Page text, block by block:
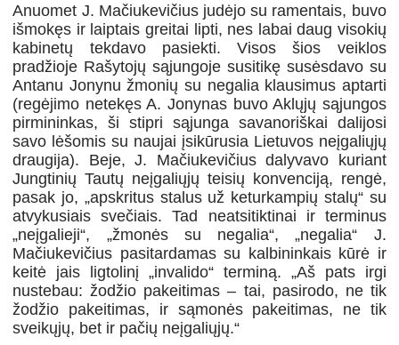
Anuomet J. Mačiukevičius judėjo su ramentais, buvo
išmokęs ir laiptais greitai lipti, nes labai daug visokių
kabinetų tekdavo pasiekti. Visos šios veiklos
pradžioje Rašytojų sąjungoje susitikę susėsdavo su
Antanu Jonynu žmonių su negalia klausimus aptarti
(regėjimo netekęs A. Jonynas buvo Aklųjų sąjungos
pirmininkas, ši stipri sąjunga savanoriškai dalijosi
savo lėšomis su naujai įsikūrusia Lietuvos neįgaliųjų
draugija). Beje, J. Mačiukevičius dalyvavo kuriant
Jungtinių Tautų neįgaliųjų teisių konvenciją, rengė,
pasak jo, „apskritus stalus už keturkampių stalų“ su
atvykusiais svečiais. Tad neatsitiktinai ir terminus
„neįgalieji“, „žmonės su negalia“, „negalia“ J.
Mačiukevičius pasitardamas su kalbininkais kūrė ir
keitė jais ligtolinį „invalido“ terminą. „Aš pats irgi
nustebau: žodžio pakeitimas – tai, pasirodo, ne tik
žodžio pakeitimas, ir sąmonės pakeitimas, ne tik
sveikųjų, bet ir pačių neįgaliųjų.“